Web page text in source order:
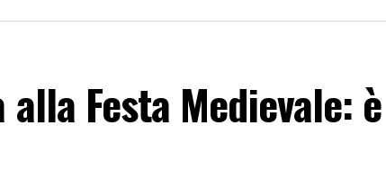
alla Festa Medievale: è